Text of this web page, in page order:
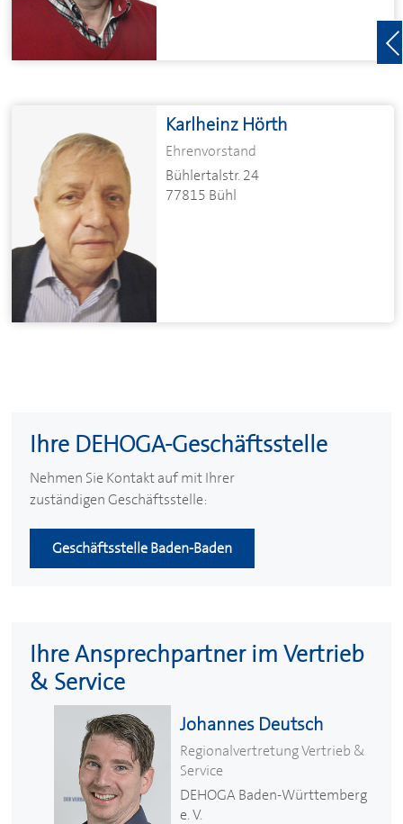
Karlheinz Hörth
Ehrenvorstand
Bühlertalstr. 24
77815 Bühl
Ihre DEHOGA-Geschäftsstelle
Nehmen Sie Kontakt auf mit Ihrer
zuständigen Geschäftsstelle:
Geschäftsstelle Baden-Baden
Ihre Ansprechpartner im Vertrieb
& Service
Johannes Deutsch
Regionalvertretung Vertrieb &
Service
DEHOGABaden-Württemberg
e. V.